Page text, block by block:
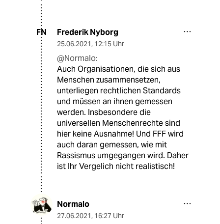
FN Frederik Nyborg
25.06.2021, 12:15 Uhr
@Normalo:
Auch Organisationen, die sich aus
Menschen zusammensetzen,
unterliegen rechtlichen Standards
und müssen an ihnen gemessen
werden. Insbesondere die
universellen Menschenrechte sind
hier keine Ausnahme! Und FFF wird
auch daran gemessen, wie mit
Rassismus umgegangen wird. Daher
ist Ihr Vergelich nicht realistisch!
Normalo
27.06.2021, 16:27 Uhr